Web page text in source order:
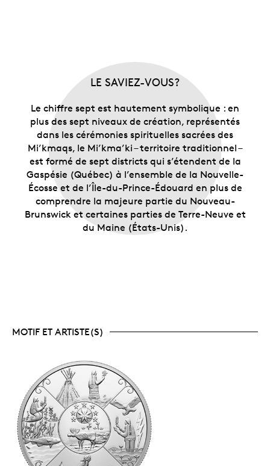
LE SAVIEZ-VOUS?
Le chiffre sept est hautement symbolique : en
plus des sept niveaux de création, représentés
dans les cérémonies spirituelles sacrées des
Mi’kmaqs, le Mi’kma’ki – territoire traditionnel –
est formé de sept districts qui s’étendent de la
Gaspésie (Québec) à l’ensemble de la Nouvelle-
Écosse et de l’Île-du-Prince-Édouard en plus de
comprendre la majeure partie du Nouveau-
Brunswick et certaines parties de Terre-Neuve et
du Maine (États-Unis).
MOTIF ET ARTISTE(S)